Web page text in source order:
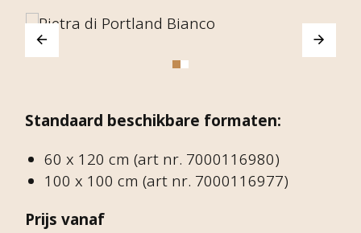
Standaard beschikbare formaten:
60 x 120 cm (art nr. 7000116980)
100 x 100 cm (art nr. 7000116977)
Prijs vanaf